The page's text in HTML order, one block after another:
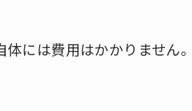
には費用はかかりません。